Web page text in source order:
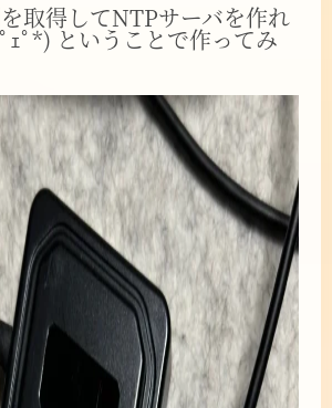
取得してNTPサーバを作れ
ｪﾟ*) ということで作ってみ